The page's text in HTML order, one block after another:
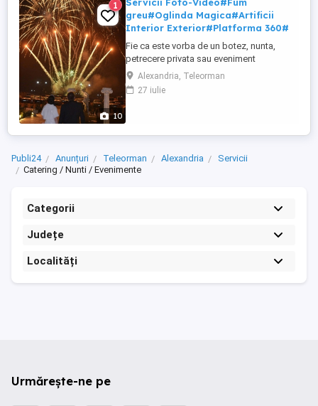
10
1
greu#Oglinda Magica#Artificii
Interior Exterior#Platforma 360#
Fie ca este vorba de un botez, nunta,
petrecere privata sau eveniment
corporate, Oglinda Magică sau Platforma
360 nu trebuie sa lipseasca de la nici un
eveniment. Invitatii vor avea cele mai
distribuie si sa pastreze amintirile ...
Alexandria, Teleorman
27 iulie
Publi24 Anunțuri Teleorman Alexandria
Servicii
Catering / Nunti / Evenimente
Categorii
Județe
Localități
Urmărește-ne pe